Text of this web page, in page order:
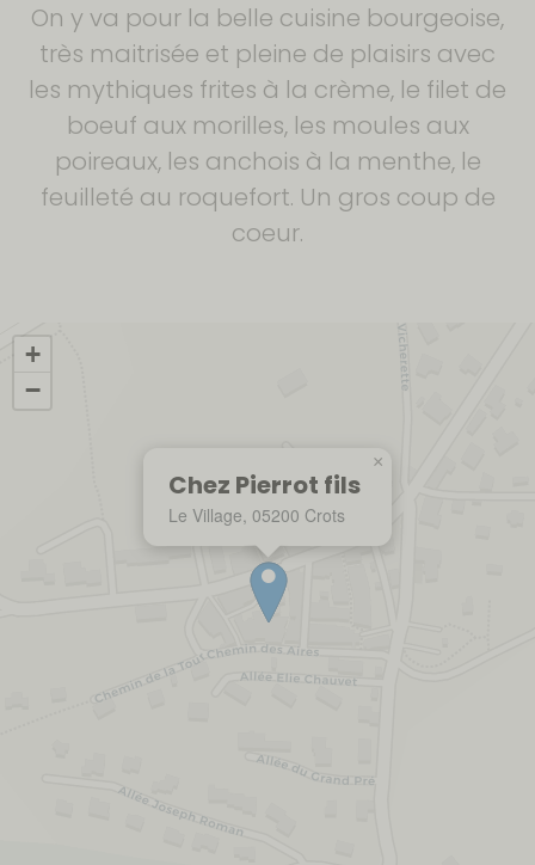
On y va pour la belle cuisine bourgeoise,
très maitrisée et pleine de plaisirs avec
les mythiques frites à la crème, le filet de
boeuf aux morilles, les moules aux
poireaux, les anchois à la menthe, le
feuilleté au roquefort. Un gros coup de
coeur.
Chez Pierrot fils
Le Village, 05200 Crots
×
+
−